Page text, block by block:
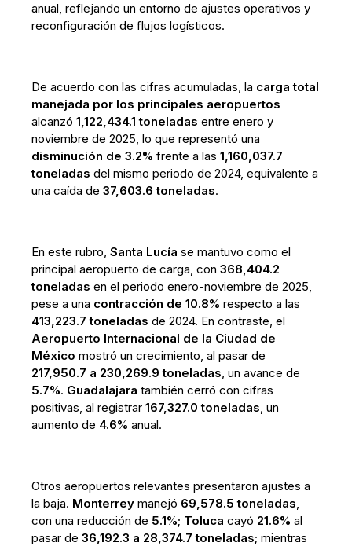
anual, reflejando un entorno de ajustes operativos y
reconfiguración de flujos logísticos.
De acuerdo con las cifras acumuladas, la carga total
manejada por los principales aeropuertos
alcanzó1,122,434.1 toneladas entre enero y
noviembre de 2025, lo que representó una
disminución de 3.2% frente a las1,160,037.7
toneladas del mismo periodo de 2024, equivalente a
una caída de37,603.6 toneladas.
En este rubro,Santa Lucía se mantuvo como el
principal aeropuerto de carga, con368,404.2
toneladas en el periodo enero-noviembre de 2025,
pese a una contracción de 10.8% respecto a las
413,223.7 toneladas de 2024. En contraste, el
Aeropuerto Internacional de la Ciudad de
México mostró un crecimiento, al pasar de
217,950.7 a 230,269.9 toneladas, un avance de
5.7%. Guadalajara también cerró con cifras
positivas, al registrar167,327.0 toneladas, un
aumento de 4.6% anual.
Otros aeropuertos relevantes presentaron ajustes a
la baja. Monterrey manejó 69,578.5 toneladas,
con una reducción de 5.1%; Toluca cayó 21.6% al
pasar de36,192.3 a 28,374.7 toneladas; mientras